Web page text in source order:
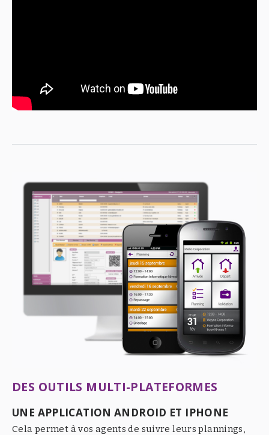
DES OUTILS MULTI-PLATEFORMES
UNE APPLICATION ANDROID ET IPHONE
Cela permet à vos agents de suivre leurs plannings,